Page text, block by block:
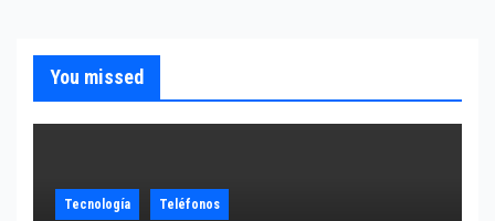
You missed
Tecnología Teléfonos